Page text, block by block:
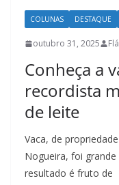
COLUNAS DESTAQUE
outubro 31, 2025
Conheça a
recordista
de leite
Vaca, de
Nogueira, foi grande
resultado é fruto de